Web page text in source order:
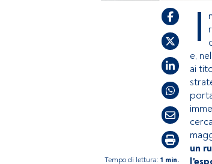
Tempo di lettura: 1 min.
I
e,
ai
un